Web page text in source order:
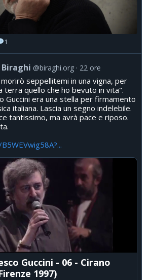
1
@biraghi.org 22 ore
seppellitemi in una vigna, per
terra quello che ho bevuto in vita".
Guccini era una stella per firmamento
italiana. Lascia un segno indelebile.
tantissimo, ma avrà pace e riposo.
Guccini - 06 - Cirano
1997)